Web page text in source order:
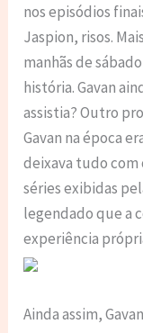
nos episódios
Jaspion, risos.
manhãs de
história. Gavan
assistia? Outro
Gavan na época
deixava tudo com
séries exibidas
legendado que a
experiência
Ainda assim,